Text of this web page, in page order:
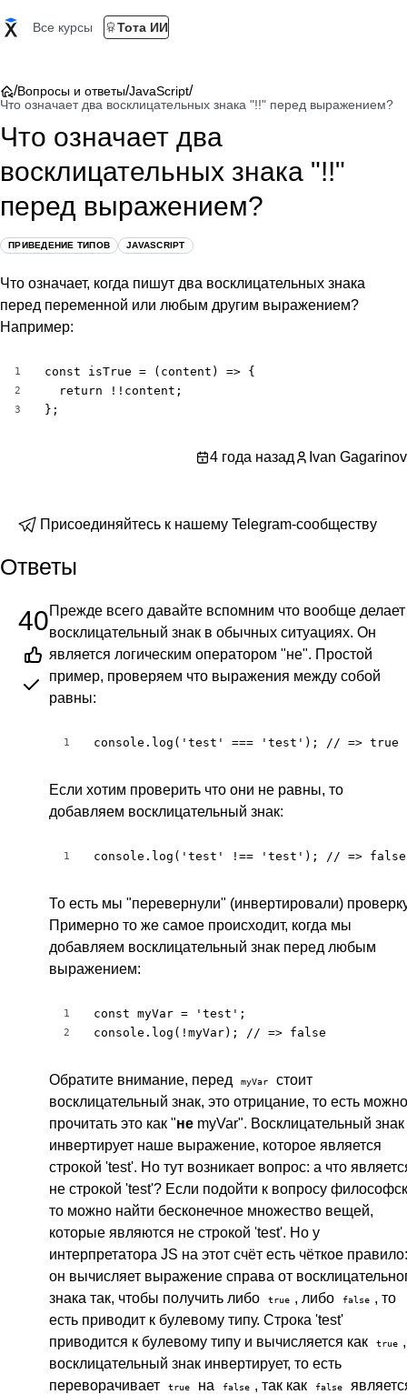
Все курсы Тота ИИ
/Вопросы и ответы/JavaScript/
Что означает два восклицательных знака "!!" перед выражением?
Что означает два
восклицательных знака "!!"
перед выражением?
ПРИВЕДЕНИЕ ТИПОВ JAVASCRIPT
Что означает, когда пишут два восклицательных знака
перед переменной или любым другим выражением?
Например:
1
2
3
const isTrue = (content) => {
  return !!content;
};
4 года назад Ivan Gagarinov
Присоединяйтесь к нашему Telegram-сообществу
Ответы
40Прежде всего давайте вспомним что вообще делает
восклицательный знак в обычных ситуациях. Он
является логическим оператором "не". Простой
пример, проверяем что выражения между собой
равны:
1 console.log('test' === 'test'); // => true
Если хотим проверить что они не равны, то
добавляем восклицательный знак:
1 console.log('test' !== 'test'); // => false
То есть мы "перевернули" (инвертировали)
Примерно то же самое происходит, когда мы
добавляем восклицательный знак перед любым
выражением:
1
2
const myVar = 'test';
console.log(!myVar); // => false
Обратите внимание, перед myVar
стоит
восклицательный знак, это отрицание, то есть можно
прочитать это как "не myVar". Восклицательный знак
инвертирует наше выражение, которое является
строкой 'test'. Но тут возникает вопрос: а что
не строкой 'test'? Если подойти к вопросу
то можно найти бесконечное множество вещей,
которые являются не строкой 'test'. Но у
интерпретатора JS на этот счёт есть чёткое правило:
он вычисляет выражение справа от
знака так, чтобы получить либо
true , либо false , то
есть приводит к булевому типу. Строка 'test'
приводится к булевому типу и вычисляется как
true
восклицательный знак инвертирует, то есть
переворачивает
true на false , так как false